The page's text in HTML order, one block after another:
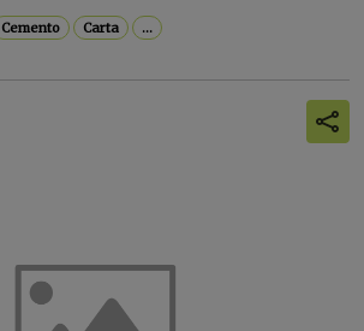
Cemento Carta ...